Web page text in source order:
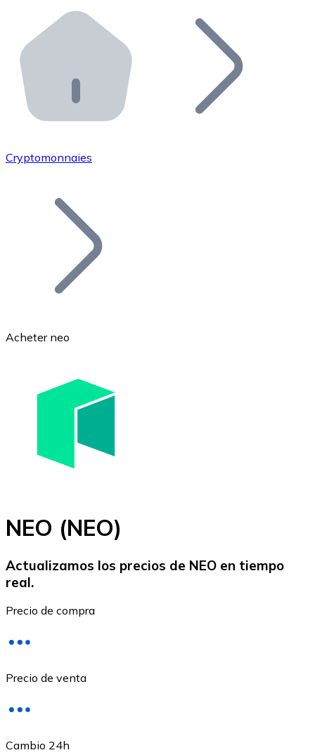
Distributeurs automatiques Bitnovo
Intégrez un ATM Bitnovo dans votre entreprise et
API Bitnovo
Intégrez notre API dans votre écosystème.
Rejoignez notre réseau de distributeurs et
Ajoutez le token de votre projet à notre service
Bitcoin
Ethereum
ETH
Cryptomonnaies
Acheter neo
NEO (NEO)
Actualizamos los precios de NEO en tiempo
real.
Precio de compra
Precio de venta
Cambio 24h